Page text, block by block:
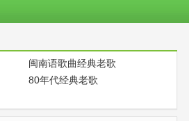
闽南语歌曲经典老歌
80年代经典老歌